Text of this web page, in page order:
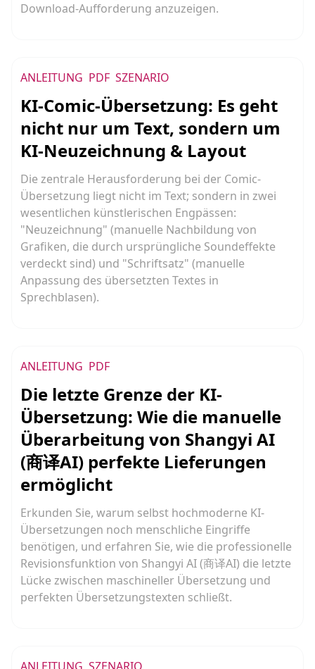
Download-Aufforderung anzuzeigen.
ANLEITUNG PDF SZENARIO
KI-Comic-Übersetzung: Es geht
nicht nur um Text, sondern um
KI-Neuzeichnung & Layout
Die zentrale Herausforderung bei der Comic-
Übersetzung liegt nicht im Text; sondern in zwei
wesentlichen künstlerischen Engpässen:
"Neuzeichnung" (manuelle Nachbildung von
Grafiken, die durch ursprüngliche Soundeffekte
verdeckt sind) und "Schriftsatz" (manuelle
Anpassung des übersetzten Textes in
Sprechblasen).
ANLEITUNG PDF
Die letzte Grenze der KI-
Übersetzung: Wie die manuelle
Überarbeitung von Shangyi AI
(商译AI) perfekte Lieferungen
ermöglicht
Erkunden Sie, warum selbst hochmoderne KI-
Übersetzungen noch menschliche Eingriffe
benötigen, und erfahren Sie, wie die professionelle
Revisionsfunktion von Shangyi AI (商译AI) die letzte
Lücke zwischen maschineller Übersetzung und
perfekten Übersetzungstexten schließt.